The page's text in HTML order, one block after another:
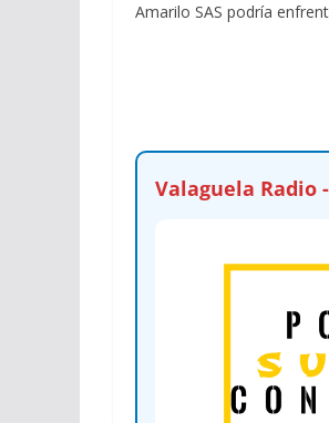
Amarilo SAS podría
Valaguela Radio